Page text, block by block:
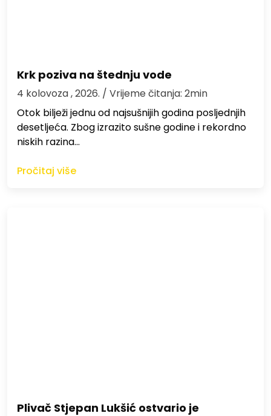
Krk poziva na štednju vode
4 kolovoza , 2026. / Vrijeme čitanja: 2min
Otok bilježi jednu od najsušnijih godina posljednjih
desetljeća. Zbog izrazito sušne godine i rekordno
niskih razina…
Pročitaj više
Plivač Stjepan Lukšić ostvario je